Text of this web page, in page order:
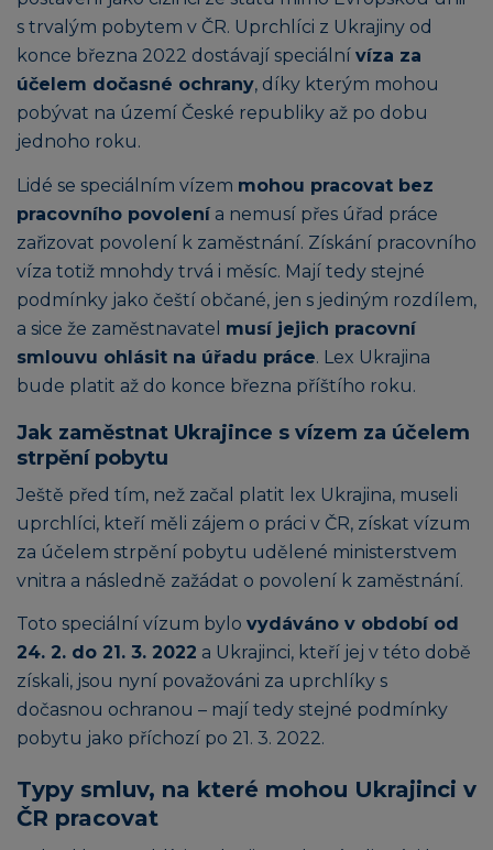
s trvalým pobytem v ČR. Uprchlíci z Ukrajiny od
konce března 2022 dostávají speciální víza za
účelem dočasné ochrany, díky kterým mohou
pobývat na území České republiky až po dobu
jednoho roku.
Lidé se speciálním vízem mohou pracovat bez
pracovního povolení a nemusí přes úřad práce
zařizovat povolení k zaměstnání. Získání pracovního
víza totiž mnohdy trvá i měsíc. Mají tedy stejné
podmínky jako čeští občané, jen s jediným rozdílem,
a sice že zaměstnavatel musí jejich pracovní
smlouvu ohlásit na úřadu práce. Lex Ukrajina
bude platit až do konce března příštího roku.
Jak zaměstnat Ukrajince s vízem za účelem
strpění pobytu
Ještě před tím, než začal platit lex Ukrajina, museli
uprchlíci, kteří měli zájem o práci v ČR, získat vízum
za účelem strpění pobytu udělené ministerstvem
vnitra a následně zažádat o povolení k zaměstnání.
Toto speciální vízum bylo vydáváno v období od
24. 2. do 21. 3. 2022 a Ukrajinci, kteří jej v této době
získali, jsou nyní považováni za uprchlíky s
dočasnou ochranou – mají tedy stejné podmínky
pobytu jako příchozí po 21. 3. 2022.
Typy smluv, na které mohou Ukrajinci v
ČR pracovat